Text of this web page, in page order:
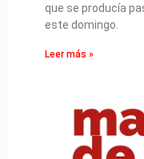
que se producía
este domingo.
Leer más »